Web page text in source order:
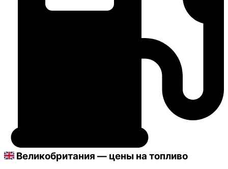
Великобритания — цены на топливо